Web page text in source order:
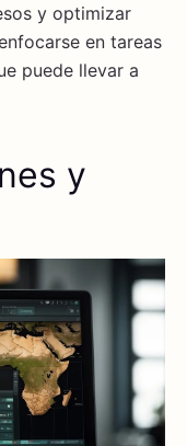
y optimizar
en tareas
puede llevar a
y